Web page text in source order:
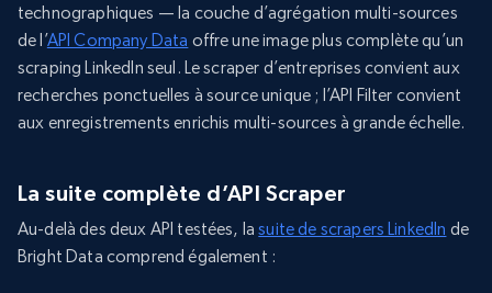
technographiques — la couche d’agrégation multi-sources
de l’API Company Data offre une image plus complète qu’un
scraping LinkedIn seul. Le scraper d’entreprises convient aux
recherches ponctuelles à source unique ; l’API Filter convient
aux enregistrements enrichis multi-sources à grande échelle.
La suite complète d’API Scraper
Au-delà des deux API testées, lasuite de scrapers LinkedIn de
Bright Data comprend également :